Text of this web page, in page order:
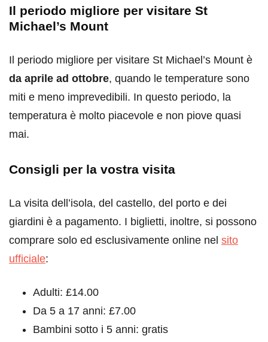
Il periodo migliore per visitare St
Michael’s Mount
Il periodo migliore per visitare St Michael’s Mount è
da aprile ad ottobre, quando le temperature sono
miti e meno imprevedibili. In questo periodo, la
temperatura è molto piacevole e non piove quasi
mai.
Consigli per la vostra visita
La visita dell’isola, del castello, del porto e dei
giardini è a pagamento. I biglietti, inoltre, si possono
comprare solo ed esclusivamente online nel sito
ufficiale:
Adulti: £14.00
Da 5 a 17 anni: £7.00
Bambini sotto i 5 anni: gratis